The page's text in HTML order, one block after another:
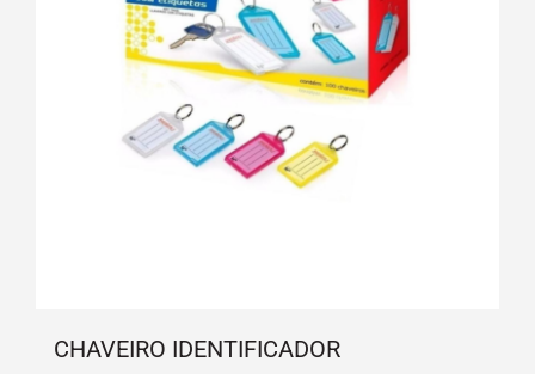
CHAVEIRO IDENTIFICADOR